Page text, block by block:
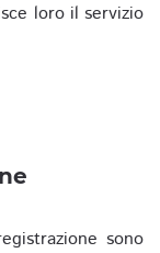
loro il servizio
sono